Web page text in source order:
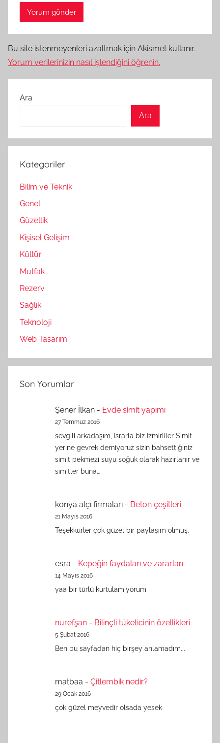
Bu site istenmeyenleri azaltmak için Akismet kullanır.
Yorum verilerinizin nasıl işlendiğini öğrenin.
Ara
Ara
Kategoriler
Bilim ve Teknik
Genel
Güzellik
Kişisel Gelişim
Kültür
Mutfak
Rezerv
Sağlık
Teknoloji
Web Tasarım
Son Yorumlar
Şener İlkan - Evde simit yapımı
27 Temmuz 2016
sevgili arkadaşım, Israrla biz İzmirliler Simit
yerine gevrek demiyoruz sizin bahsettiğiniz
simit pekmezi suyu soğuk olarak hazırlanır ve
simitler buna…
konya alçı firmaları - Beton çeşitleri
21 Mayıs 2016
Teşekkürler çok güzel bir paylaşım olmuş.
esra - Kepeğin faydaları ve zararları
14 Mayıs 2016
yaa bir türlü kurtulamıyorum
nurefşan - Bilinçli tüketicinin özellikleri
5 Şubat 2016
Ben bu sayfadan hiç birşey anlamadım...
matbaa - Çitlembik nedir?
29 Ocak 2016
çok güzel meyvedir olsada yesek